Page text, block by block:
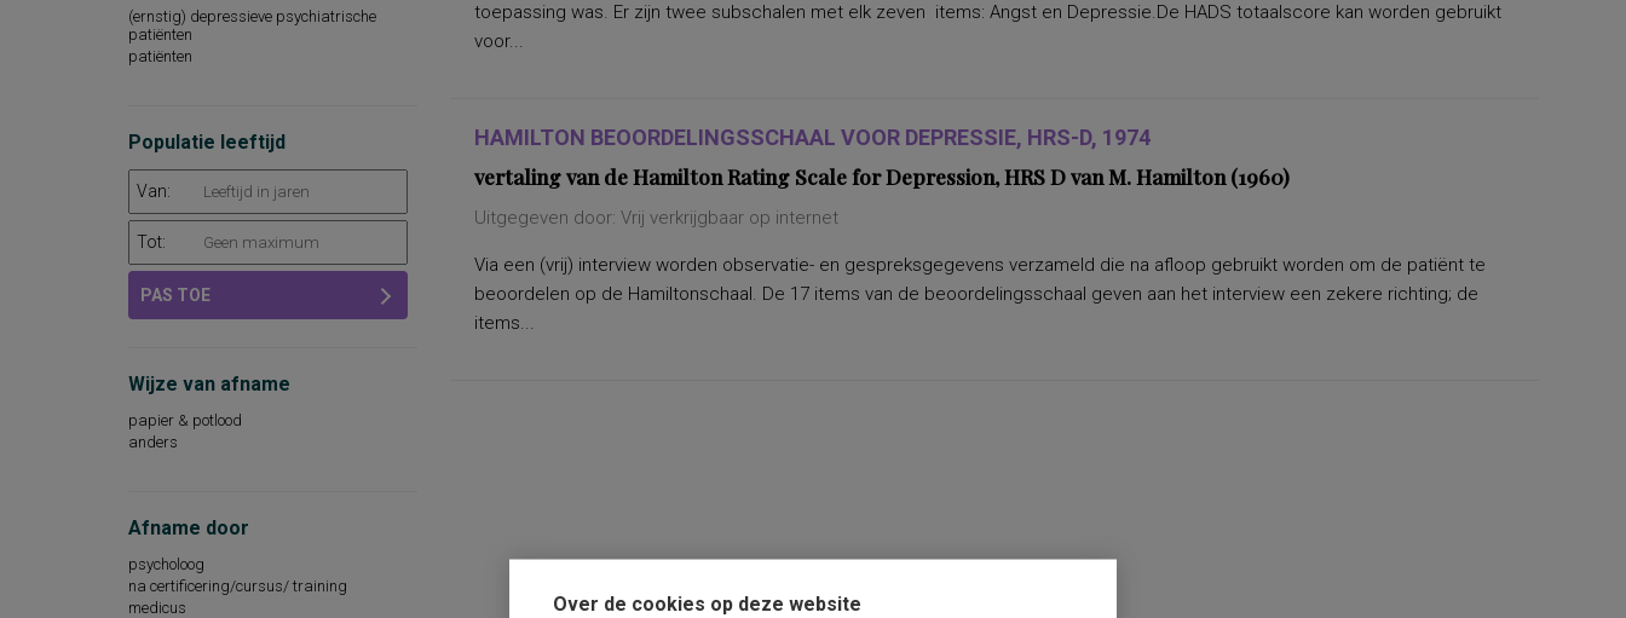
Over de cookies op deze website
(ernstig) depressieve psychiatrische
patiënten
patiënten
Populatie leeftijd
Van:
Tot:
PAS TOE
Wijze van afname
papier & potlood
anders
Afname door
psycholoog
na certificering/cursus/ training
medicus
toepassing was. Er zijn twee subschalen met elk zeven items: Angst en Depressie.De HADS totaalscore kan worden gebruikt
voor...
HAMILTON BEOORDELINGSSCHAAL VOOR DEPRESSIE, HRS-D, 1974
vertaling van de Hamilton Rating Scale for Depression, HRS D van M. Hamilton (1960)
Uitgegeven door: Vrij verkrijgbaar op internet
Via een (vrij) interview worden observatie- en gespreksgegevens verzameld die na afloop gebruikt worden om de patiënt te
beoordelen op de Hamiltonschaal. De 17 items van de beoordelingsschaal geven aan het interview een zekere richting; de
items...